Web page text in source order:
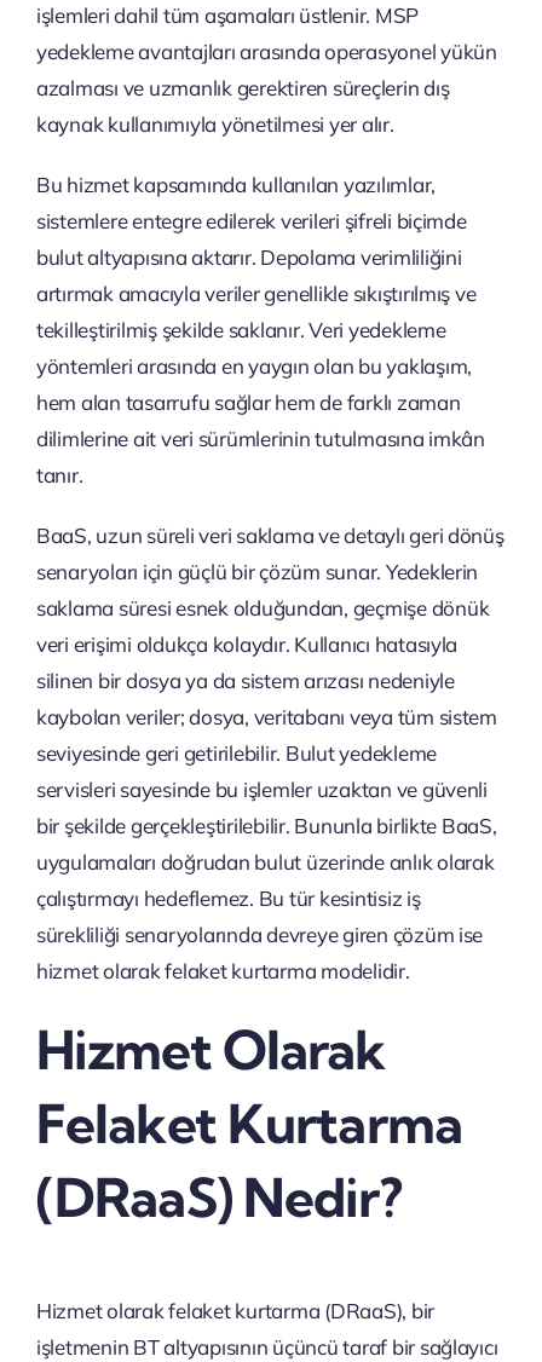
işlemleri dahil tüm aşamaları üstlenir. MSP
yedekleme avantajları arasında operasyonel yükün
azalması ve uzmanlık gerektiren süreçlerin dış
kaynak kullanımıyla yönetilmesi yer alır.
Bu hizmet kapsamında kullanılan yazılımlar,
sistemlere entegre edilerek verileri şifreli biçimde
bulut altyapısına aktarır. Depolama verimliliğini
artırmak amacıyla veriler genellikle sıkıştırılmış ve
tekilleştirilmiş şekilde saklanır. Veri yedekleme
yöntemleri arasında en yaygın olan bu yaklaşım,
hem alan tasarrufu sağlar hem de farklı zaman
dilimlerine ait veri sürümlerinin tutulmasına imkân
tanır.
BaaS, uzun süreli veri saklama ve detaylı geri dönüş
senaryoları için güçlü bir çözüm sunar. Yedeklerin
saklama süresi esnek olduğundan, geçmişe dönük
veri erişimi oldukça kolaydır. Kullanıcı hatasıyla
silinen bir dosya ya da sistem arızası nedeniyle
kaybolan veriler; dosya, veritabanı veya tüm sistem
seviyesinde geri getirilebilir. Bulut yedekleme
servisleri sayesinde bu işlemler uzaktan ve güvenli
bir şekilde gerçekleştirilebilir. Bununla birlikte BaaS,
uygulamaları doğrudan bulut üzerinde anlık olarak
çalıştırmayı hedeflemez. Bu tür kesintisiz iş
sürekliliği senaryolarında devreye giren çözüm ise
hizmet olarak felaket kurtarma modelidir.
Hizmet Olarak
Felaket Kurtarma
(DRaaS) Nedir?
Hizmet olarak felaket kurtarma (DRaaS), bir
işletmenin BT altyapısının üçüncü taraf bir sağlayıcı